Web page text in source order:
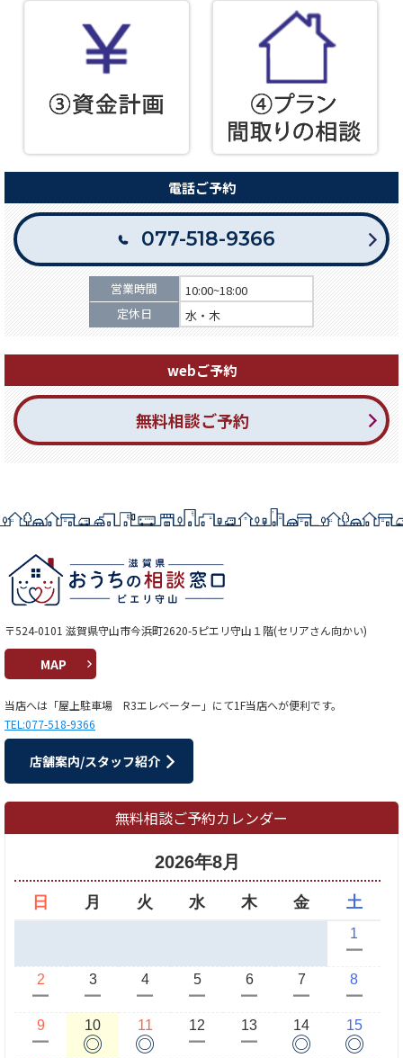
電話ご予約
077-518-9366
営業時間
10:00~18:00
定休日
水・木
webご予約
無料相談ご予約
〒524-0101 滋賀県守山市今浜町2620-5ピエリ守山１階(セリアさん向かい)
MAP
当店へは「屋上駐車場 R3エレベーター」にて1F当店へが便利です。
TEL:077-518-9366
店舗案内/スタッフ紹介
無料相談ご予約カレンダー
2026年8月
日 月 火 水 木 金 土
1
ー
2
ー
3
ー
4
ー
5
ー
6
ー
7
ー
8
ー
9
ー
10
◎
11
◎
12
ー
13
ー
14
◎
15
◎